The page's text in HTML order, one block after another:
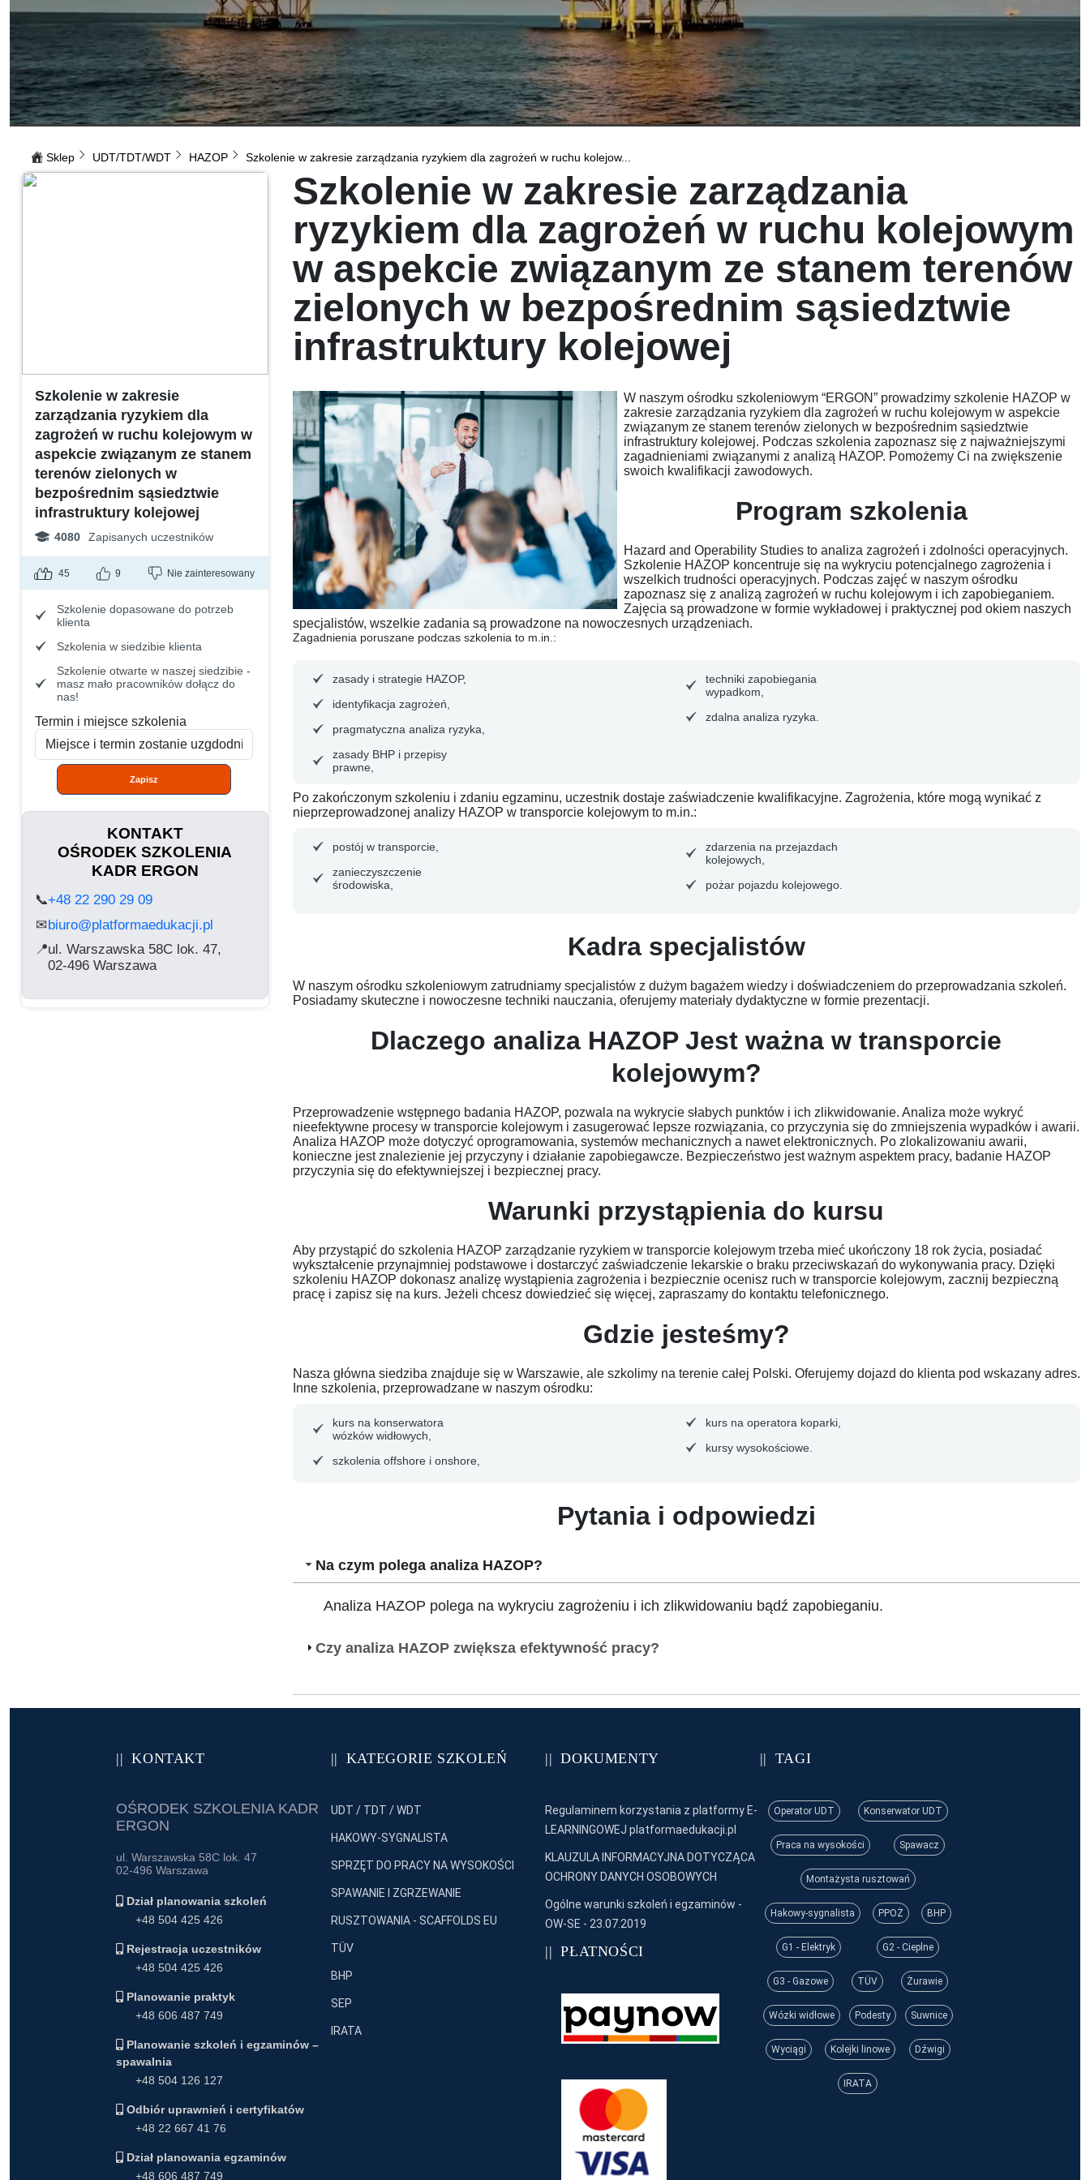
Sklep UDT/TDT/WDT HAZOP Szkolenie w zakresie zarządzania ryzykiem dla zagrożeń w ruchu kolejow...
Szkolenie w zakresie
zarządzania ryzykiem dla
zagrożeń w ruchu kolejowym w
aspekcie związanym ze stanem
terenów zielonych w
bezpośrednim sąsiedztwie
infrastruktury kolejowej
4080 Zapisanych uczestników
45 9 Nie zainteresowany
Szkolenie dopasowane do potrzeb
klienta
Szkolenia w siedzibie klienta
Szkolenie otwarte w naszej siedzibie -
masz mało pracowników dołącz do
nas!
Termin i miejsce szkolenia
Zapisz
KONTAKT
OŚRODEK SZKOLENIA
KADR ERGON
📞+48 22 290 29 09
✉biuro@platformaedukacji.pl
📍ul. Warszawska 58C lok. 47,
02-496 Warszawa
Szkolenie w zakresie zarządzania
ryzykiem dla zagrożeń w ruchu kolejowym
w aspekcie związanym ze stanem terenów
zielonych w bezpośrednim sąsiedztwie
infrastruktury kolejowej
W naszym ośrodku szkoleniowym “ERGON” prowadzimy szkolenie HAZOP w
zakresie zarządzania ryzykiem dla zagrożeń w ruchu kolejowym w aspekcie
związanym ze stanem terenów zielonych w bezpośrednim sąsiedztwie
infrastruktury kolejowej. Podczas szkolenia zapoznasz się z najważniejszymi
zagadnieniami związanymi z analizą HAZOP. Pomożemy Ci na zwiększenie
swoich kwalifikacji zawodowych.
Program szkolenia
Hazard and Operability Studies to analiza zagrożeń i zdolności operacyjnych.
Szkolenie HAZOP koncentruje się na wykryciu potencjalnego zagrożenia i
wszelkich trudności operacyjnych. Podczas zajęć w naszym ośrodku
zapoznasz się z analizą zagrożeń w ruchu kolejowym i ich zapobieganiem.
Zajęcia są prowadzone w formie wykładowej i praktycznej pod okiem naszych
specjalistów, wszelkie zadania są prowadzone na nowoczesnych urządzeniach.
Zagadnienia poruszane podczas szkolenia to m.in.:
zasady i strategie HAZOP,
identyfikacja zagrożeń,
pragmatyczna analiza ryzyka,
zasady BHP i przepisy
prawne,
techniki zapobiegania
wypadkom,
zdalna analiza ryzyka.
Po zakończonym szkoleniu i zdaniu egzaminu, uczestnik dostaje zaświadczenie kwalifikacyjne. Zagrożenia, które mogą wynikać z
nieprzeprowadzonej analizy HAZOP w transporcie kolejowym to m.in.:
postój w transporcie,
zanieczyszczenie
środowiska,
zdarzenia na przejazdach
kolejowych,
pożar pojazdu kolejowego.
Kadra specjalistów
W naszym ośrodku szkoleniowym zatrudniamy specjalistów z dużym bagażem wiedzy i doświadczeniem do przeprowadzania szkoleń.
Posiadamy skuteczne i nowoczesne techniki nauczania, oferujemy materiały dydaktyczne w formie prezentacji.
Dlaczego analiza HAZOP Jest ważna w transporcie
kolejowym?
Przeprowadzenie wstępnego badania HAZOP, pozwala na wykrycie słabych punktów i ich zlikwidowanie. Analiza może wykryć
nieefektywne procesy w transporcie kolejowym i zasugerować lepsze rozwiązania, co przyczynia się do zmniejszenia wypadków i awarii.
Analiza HAZOP może dotyczyć oprogramowania, systemów mechanicznych a nawet elektronicznych. Po zlokalizowaniu awarii,
konieczne jest znalezienie jej przyczyny i działanie zapobiegawcze. Bezpieczeństwo jest ważnym aspektem pracy, badanie HAZOP
przyczynia się do efektywniejszej i bezpiecznej pracy.
Warunki przystąpienia do kursu
Aby przystąpić do szkolenia HAZOP zarządzanie ryzykiem w transporcie kolejowym trzeba mieć ukończony 18 rok życia, posiadać
wykształcenie przynajmniej podstawowe i dostarczyć zaświadczenie lekarskie o braku przeciwskazań do wykonywania pracy. Dzięki
szkoleniu HAZOP dokonasz analizę wystąpienia zagrożenia i bezpiecznie ocenisz ruch w transporcie kolejowym, zacznij bezpieczną
pracę i zapisz się na kurs. Jeżeli chcesz dowiedzieć się więcej, zapraszamy do kontaktu telefonicznego.
Gdzie jesteśmy?
Nasza główna siedziba znajduje się w Warszawie, ale szkolimy na terenie całej Polski. Oferujemy dojazd do klienta pod wskazany adres.
Inne szkolenia, przeprowadzane w naszym ośrodku:
kurs na konserwatora
wózków widłowych,
szkolenia offshore i onshore,
kurs na operatora koparki,
kursy wysokościowe.
Pytania i odpowiedzi
Na czym polega analiza HAZOP?
Analiza HAZOP polega na wykryciu zagrożeniu i ich zlikwidowaniu bądź zapobieganiu.
Czy analiza HAZOP zwiększa efektywność pracy?
KONTAKT
OŚRODEK SZKOLENIA KADR
ERGON
ul. Warszawska 58C lok. 47
02-496 Warszawa
Dział planowania szkoleń
+48 504 425 426
Rejestracja uczestników
+48 504 425 426
Planowanie praktyk
+48 606 487 749
Planowanie szkoleń i egzaminów –
spawalnia
+48 504 126 127
Odbiór uprawnień i certyfikatów
+48 22 667 41 76
Dział planowania egzaminów
+48 606 487 749
KATEGORIE SZKOLEŃ
UDT / TDT / WDT
HAKOWY-SYGNALISTA
SPRZĘT DO PRACY NA WYSOKOŚCI
SPAWANIE I ZGRZEWANIE
RUSZTOWANIA - SCAFFOLDS EU
TÜV
BHP
SEP
IRATA
DOKUMENTY
Regulaminem korzystania z platformy E-
LEARNINGOWEJ platformaedukacji.pl
KLAUZULA INFORMACYJNA DOTYCZĄCA
OCHRONY DANYCH OSOBOWYCH
Ogólne warunki szkoleń i egzaminów -
OW-SE - 23.07.2019
PŁATNOŚCI
TAGI
Operator UDT Konserwator UDT
Praca na wysokości Spawacz
Montażysta rusztowań
Hakowy-sygnalista PPOŻ BHP
G1 - Elektryk G2 - Cieplne
G3 - Gazowe TÜV Żurawie
Wózki widłowe Podesty Suwnice
Wyciągi Kolejki linowe Dźwigi
IRATA